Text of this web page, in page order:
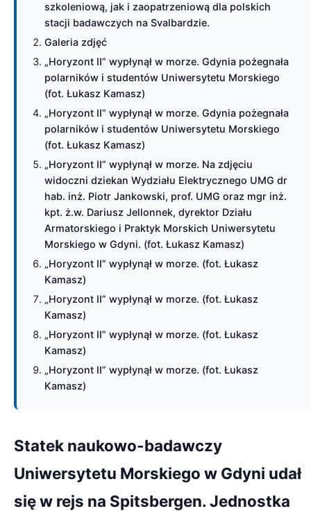
szkoleniową, jak i zaopatrzeniową dla polskich
stacji badawczych na Svalbardzie.
Galeria zdjęć
„Horyzont II” wypłynął w morze. Gdynia pożegnała
polarników i studentów Uniwersytetu Morskiego
(fot. Łukasz Kamasz)
„Horyzont II” wypłynął w morze. Gdynia pożegnała
polarników i studentów Uniwersytetu Morskiego
(fot. Łukasz Kamasz)
„Horyzont II” wypłynął w morze. Na zdjęciu
widoczni dziekan Wydziału Elektrycznego UMG dr
hab. inż. Piotr Jankowski, prof. UMG oraz mgr inż.
kpt. ż.w. Dariusz Jellonnek, dyrektor Działu
Armatorskiego i Praktyk Morskich Uniwersytetu
Morskiego w Gdyni. (fot. Łukasz Kamasz)
„Horyzont II” wypłynął w morze. (fot. Łukasz
Kamasz)
„Horyzont II” wypłynął w morze. (fot. Łukasz
Kamasz)
„Horyzont II” wypłynął w morze. (fot. Łukasz
Kamasz)
„Horyzont II” wypłynął w morze. (fot. Łukasz
Kamasz)
Statek naukowo-badawczy
Uniwersytetu Morskiego w Gdyni udał
się w rejs na Spitsbergen. Jednostka